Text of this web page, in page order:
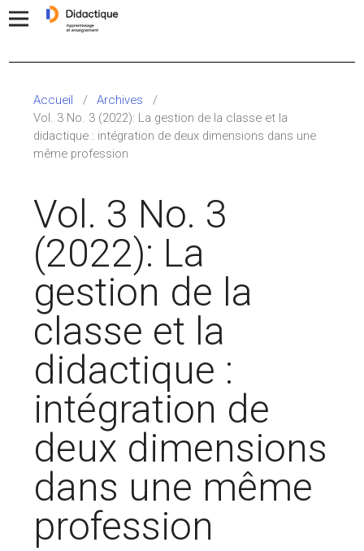
Accueil / Archives
/
Vol. 3 No. 3 (2022): La gestion de la classe et la
didactique : intégration de deux dimensions dans une
même profession
Vol. 3 No. 3
(2022): La
gestion de la
classe et la
didactique :
intégration de
deux dimensions
dans une même
profession